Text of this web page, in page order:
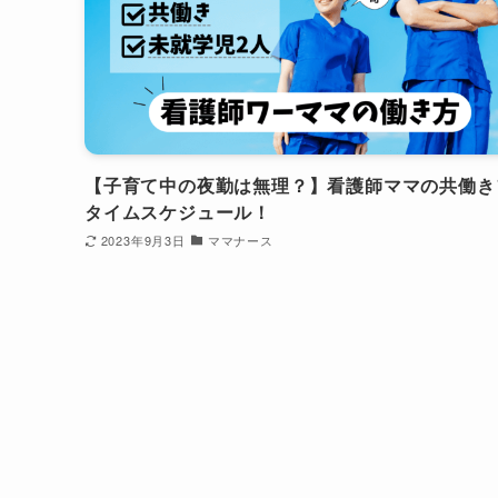
【子育て中の夜勤は無理？】看護師ママの共働
タイムスケジュール！
2023年9月3日 ママナース